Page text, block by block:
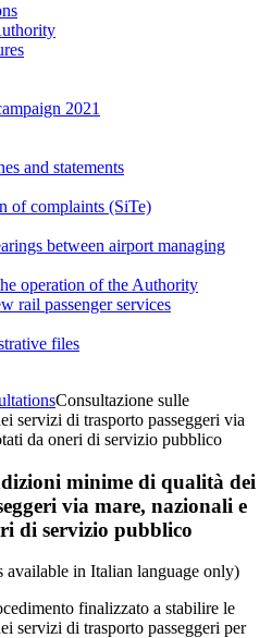
2021
and statements
of complaints (SiTe)
between airport managing
operation of the Authority
rail passenger services
files
Consultazione sulle
servizi di trasporto passeggeri via
da oneri di servizio pubblico
minime di qualità dei
via mare, nazionali e
di servizio pubblico
available in Italian language only)
finalizzato a stabilire le
servizi di trasporto passeggeri per